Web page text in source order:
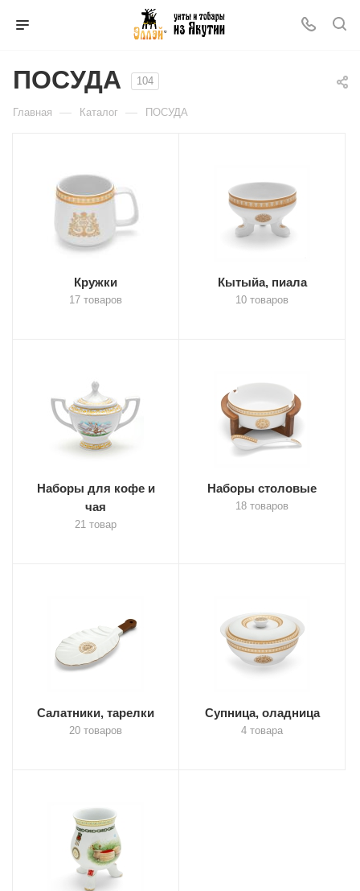
ПОСУДА 104
Главная — Каталог — ПОСУДА
Кружки
17 товаров
Кытыйа, пиала
10 товаров
Наборы для кофе и
чая
21 товар
Наборы столовые
18 товаров
Салатники, тарелки
20 товаров
Супница, оладница
4 товара